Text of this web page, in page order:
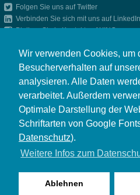
Wir verwenden Cookies, um
Besucherverhalten auf
analysieren. Alle Daten
verarbeitet. Außerdem
Optimale Darstellung der
Schriftarten von Google
Datenschutz).
Weitere Infos zum
Ablehnen
Folgen Sie uns auf Twitter
Verbinden Sie sich mit uns auf LinkedIn
Bleiben Sie in Kontakt auf XING
Datenschutz
Presse
CAREERS LOUNGE by PERIT
Seite drucken
PERIT Consulting GmbH & Co. KG
Maximilianstraße 2
Telefax: +49 (0) 89 2 05 00 8150